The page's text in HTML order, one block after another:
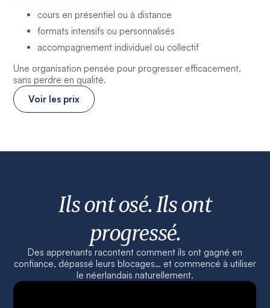
cours en présentiel ou à distance
formats intensifs ou personnalisés
accompagnement individuel ou collectif
Une organisation pensée pour progresser efficacement,
sans perdre en qualité.
Voir les prix
Ils ont osé. Ils ont
progressé.
Des apprenants racontent comment ils ont gagné en
confiance, dépassé leurs blocages… et commencé à utiliser
le néerlandais naturellement.